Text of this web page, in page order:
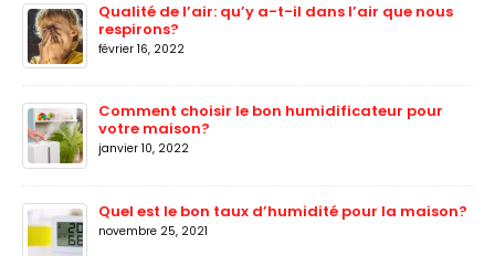
Qualité de l’air: qu’y a-t-il dans l’air que nous
respirons?
février 16, 2022
Comment choisir le bon humidificateur pour
votre maison?
janvier 10, 2022
Quel est le bon taux d’humidité pour la maison?
novembre 25, 2021